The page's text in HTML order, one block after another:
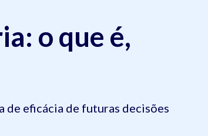
o que é,
de eficácia de futuras decisões